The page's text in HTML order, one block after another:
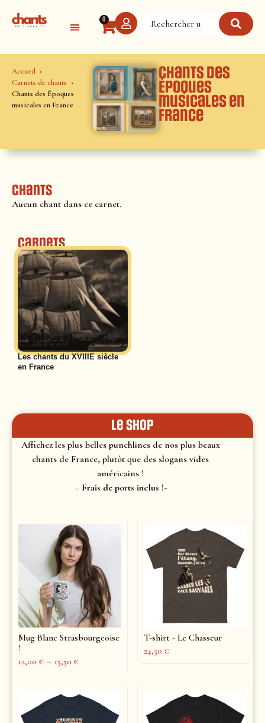
0
Accueil
Carnets de chants
Chants des Époques
musicales en France
Chants des
Époques
musicales en
France
Chants
Aucun chant dans ce carnet.
Carnets
Les chants du XVIIIE siècle
en France
le shop
Affichez les plus belles punchlines de nos plus beaux
chants de France, plutôt que des slogans vides
américains !
– Frais de ports inclus !-
Mug Blanc Strasbourgeoise
!
12,00 € – 15,50 €
T-shirt - Le Chasseur
24,50 €